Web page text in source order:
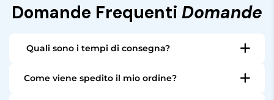
Domande Frequenti Domande
Quali sono i tempi di consegna?
Tutti gli articoli disponibili in magazzino vengono
Come viene spedito il mio ordine?